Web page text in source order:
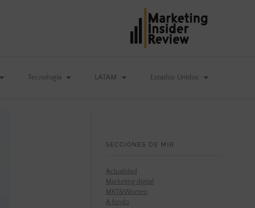
Tecnología LATAM Estados Unidos
SECCIONES DE MIR
Actualidad
Marketing digital
MKT&Women
A fondo